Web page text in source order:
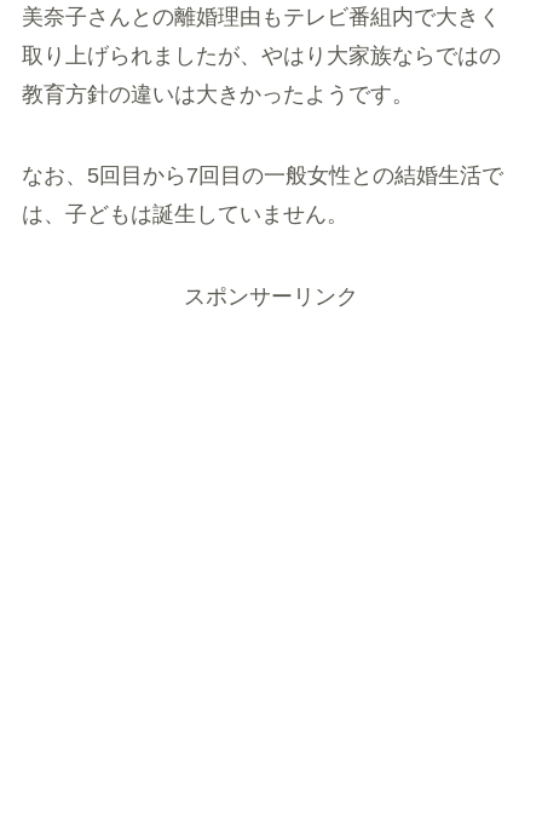
美奈子さんとの離婚理由もテレビ番組内で大きく
取り上げられましたが、やはり大家族ならではの
教育方針の違いは大きかったようです。
なお、5回目から7回目の一般女性との結婚生活で
は、子どもは誕生していません。
スポンサーリンク